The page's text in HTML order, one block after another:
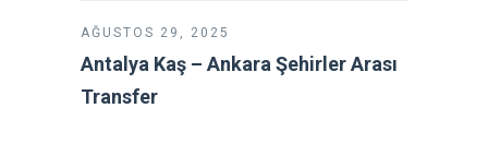
AĞUSTOS 29, 2025
Antalya Kaş – Ankara Şehirler Arası
Transfer